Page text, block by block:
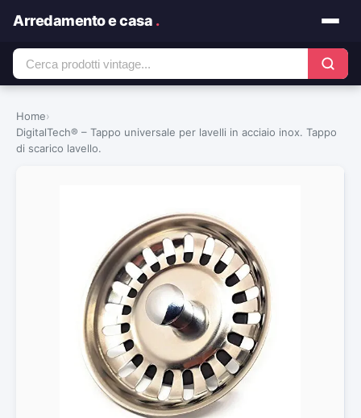
Arredamento e casa .
Home›
DigitalTech® – Tappo universale per lavelli in acciaio inox. Tappo
di scarico lavello.